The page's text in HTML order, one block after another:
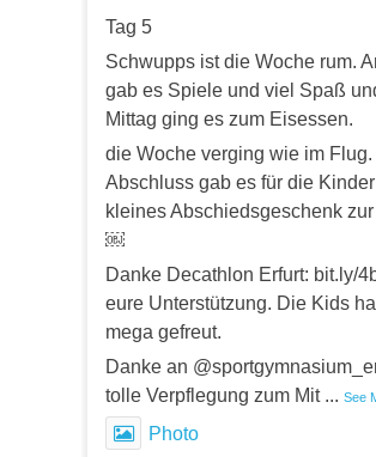
Tag 5
Schwupps ist die Woche rum.
gab es Spiele und viel Spaß
Mittag ging es zum Eisessen.
die Woche verging wie im Flug.
Abschluss gab es für die
kleines Abschiedsgeschenk
￼
Danke Decathlon Erfurt: bit.ly/
eure Unterstützung. Die Kids
mega gefreut.
Danke an
tolle Verpflegung zum Mit ...See
Photo